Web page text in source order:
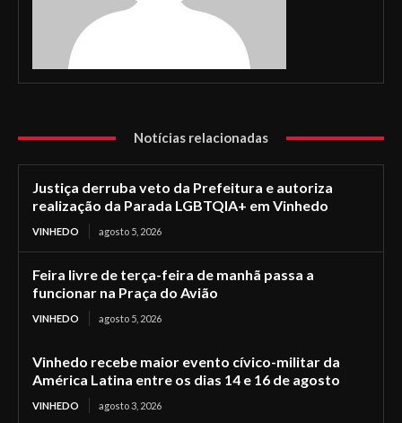
Notícias relacionadas
Justiça derruba veto da Prefeitura e autoriza
realização da Parada LGBTQIA+ em Vinhedo
VINHEDO agosto 5, 2026
Feira livre de terça-feira de manhã passa a
funcionar na Praça do Avião
VINHEDO agosto 5, 2026
Vinhedo recebe maior evento cívico-militar da
América Latina entre os dias 14 e 16 de agosto
VINHEDO agosto 3, 2026